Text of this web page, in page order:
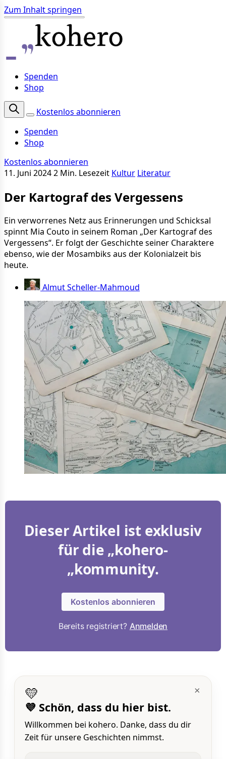
Zum Inhalt springen
Spenden
Shop
Kostenlos abonnieren
Spenden
Shop
Kostenlos abonnieren
11. Juni 20242 Min. Lesezeit Kultur Literatur
Der Kartograf des Vergessens
Ein verworrenes Netz aus Erinnerungen und Schicksal
spinnt Mia Couto in seinem Roman „Der Kartograf des
Vergessens“. Er folgt der Geschichte seiner Charaktere
ebenso, wie der Mosambiks aus der Kolonialzeit bis
heute.
Almut Scheller-Mahmoud
Dieser Artikel ist exklusiv
für die „kohero-
„kommunity.
Kostenlos abonnieren
Bereits registriert? Anmelden
×
💛
💜 Schön, dass du hier bist.
Willkommen bei kohero. Danke, dass du dir
Zeit für unsere Geschichten nimmst.